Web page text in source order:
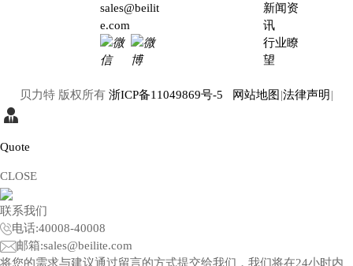
sales@beilit
e.com
新闻资
讯
行业瞭
望
贝力特 版权所有浙ICP备11049869号-5 网站地图 |法律声明 |
Quote
CLOSE
联系我们
电话:40008-40008
邮箱:sales@beilite.com
将您的需求与建议通过留言的方式提交给我们，我们将在24小时内